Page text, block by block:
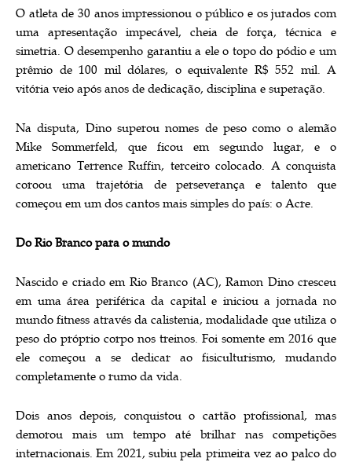
O atleta de 30 anos impressionou o público e os jurados com
uma apresentação impecável, cheia de força, técnica e
simetria. O desempenho garantiu a ele o topo do pódio e um
prêmio de 100 mil dólares, o equivalente R$ 552 mil. A
vitória veio após anos de dedicação, disciplina e superação.
Na disputa, Dino superou nomes de peso como o alemão
Mike Sommerfeld, que ficou em segundo lugar, e o
americano Terrence Ruffin, terceiro colocado. A conquista
coroou uma trajetória de perseverança e talento que
começou em um dos cantos mais simples do país: o Acre.
Do Rio Branco para o mundo
Nascido e criado em Rio Branco (AC), Ramon Dino cresceu
em uma área periférica da capital e iniciou a jornada no
mundo fitness através da calistenia, modalidade que utiliza o
peso do próprio corpo nos treinos. Foi somente em 2016 que
ele começou a se dedicar ao fisiculturismo, mudando
completamente o rumo da vida.
Dois anos depois, conquistou o cartão profissional, mas
demorou mais um tempo até brilhar nas competições
internacionais. Em 2021, subiu pela primeira vez ao palco do